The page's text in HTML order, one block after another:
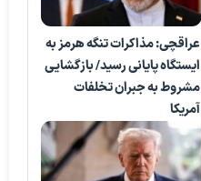
عراقچی: مذاکرات تنگه هرمز به
ایستگاه پایانی رسید/ بازگشایی
مشروط به جبران تخلفات
آمریکا